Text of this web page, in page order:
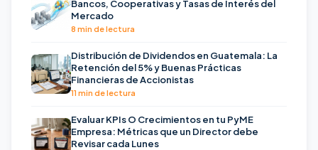
Bancos, Cooperativas y Tasas de Interés del
Mercado
8 min de lectura
Distribución de Dividendos en Guatemala: La
Retención del 5% y Buenas Prácticas
Financieras de Accionistas
11 min de lectura
Evaluar KPIs O Crecimientos en tu PyME
Empresa: Métricas que un Director debe
Revisar cada Lunes